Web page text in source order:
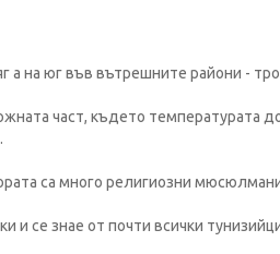
на юг във вътрешните райони -
част, където температурата
са много религиозни
се знае от почти всички